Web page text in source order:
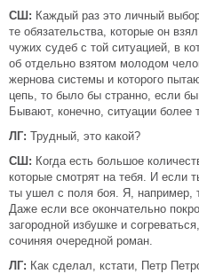
СШ: Каждый раз это личный
те обязательства, которые он
чужих судеб с той ситуацией, в
об отдельно взятом молодом
жернова системы и которого
цепь, то было бы странно, если
Бывают, конечно, ситуации более
ЛГ: Трудный, это какой?
СШ: Когда есть большое
которые смотрят на тебя. И если
ты ушел с поля боя. Я, например,
Даже если все окончательно
загородной избушке и
сочиняя очередной роман.
ЛГ: Как сделал, кстати, Петр